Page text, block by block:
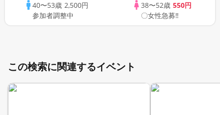
PARTY!!40〜53歳 2,500円
参加者調整中
38〜52歳 550円
〇女性急募‼
この検索に関連するイベント